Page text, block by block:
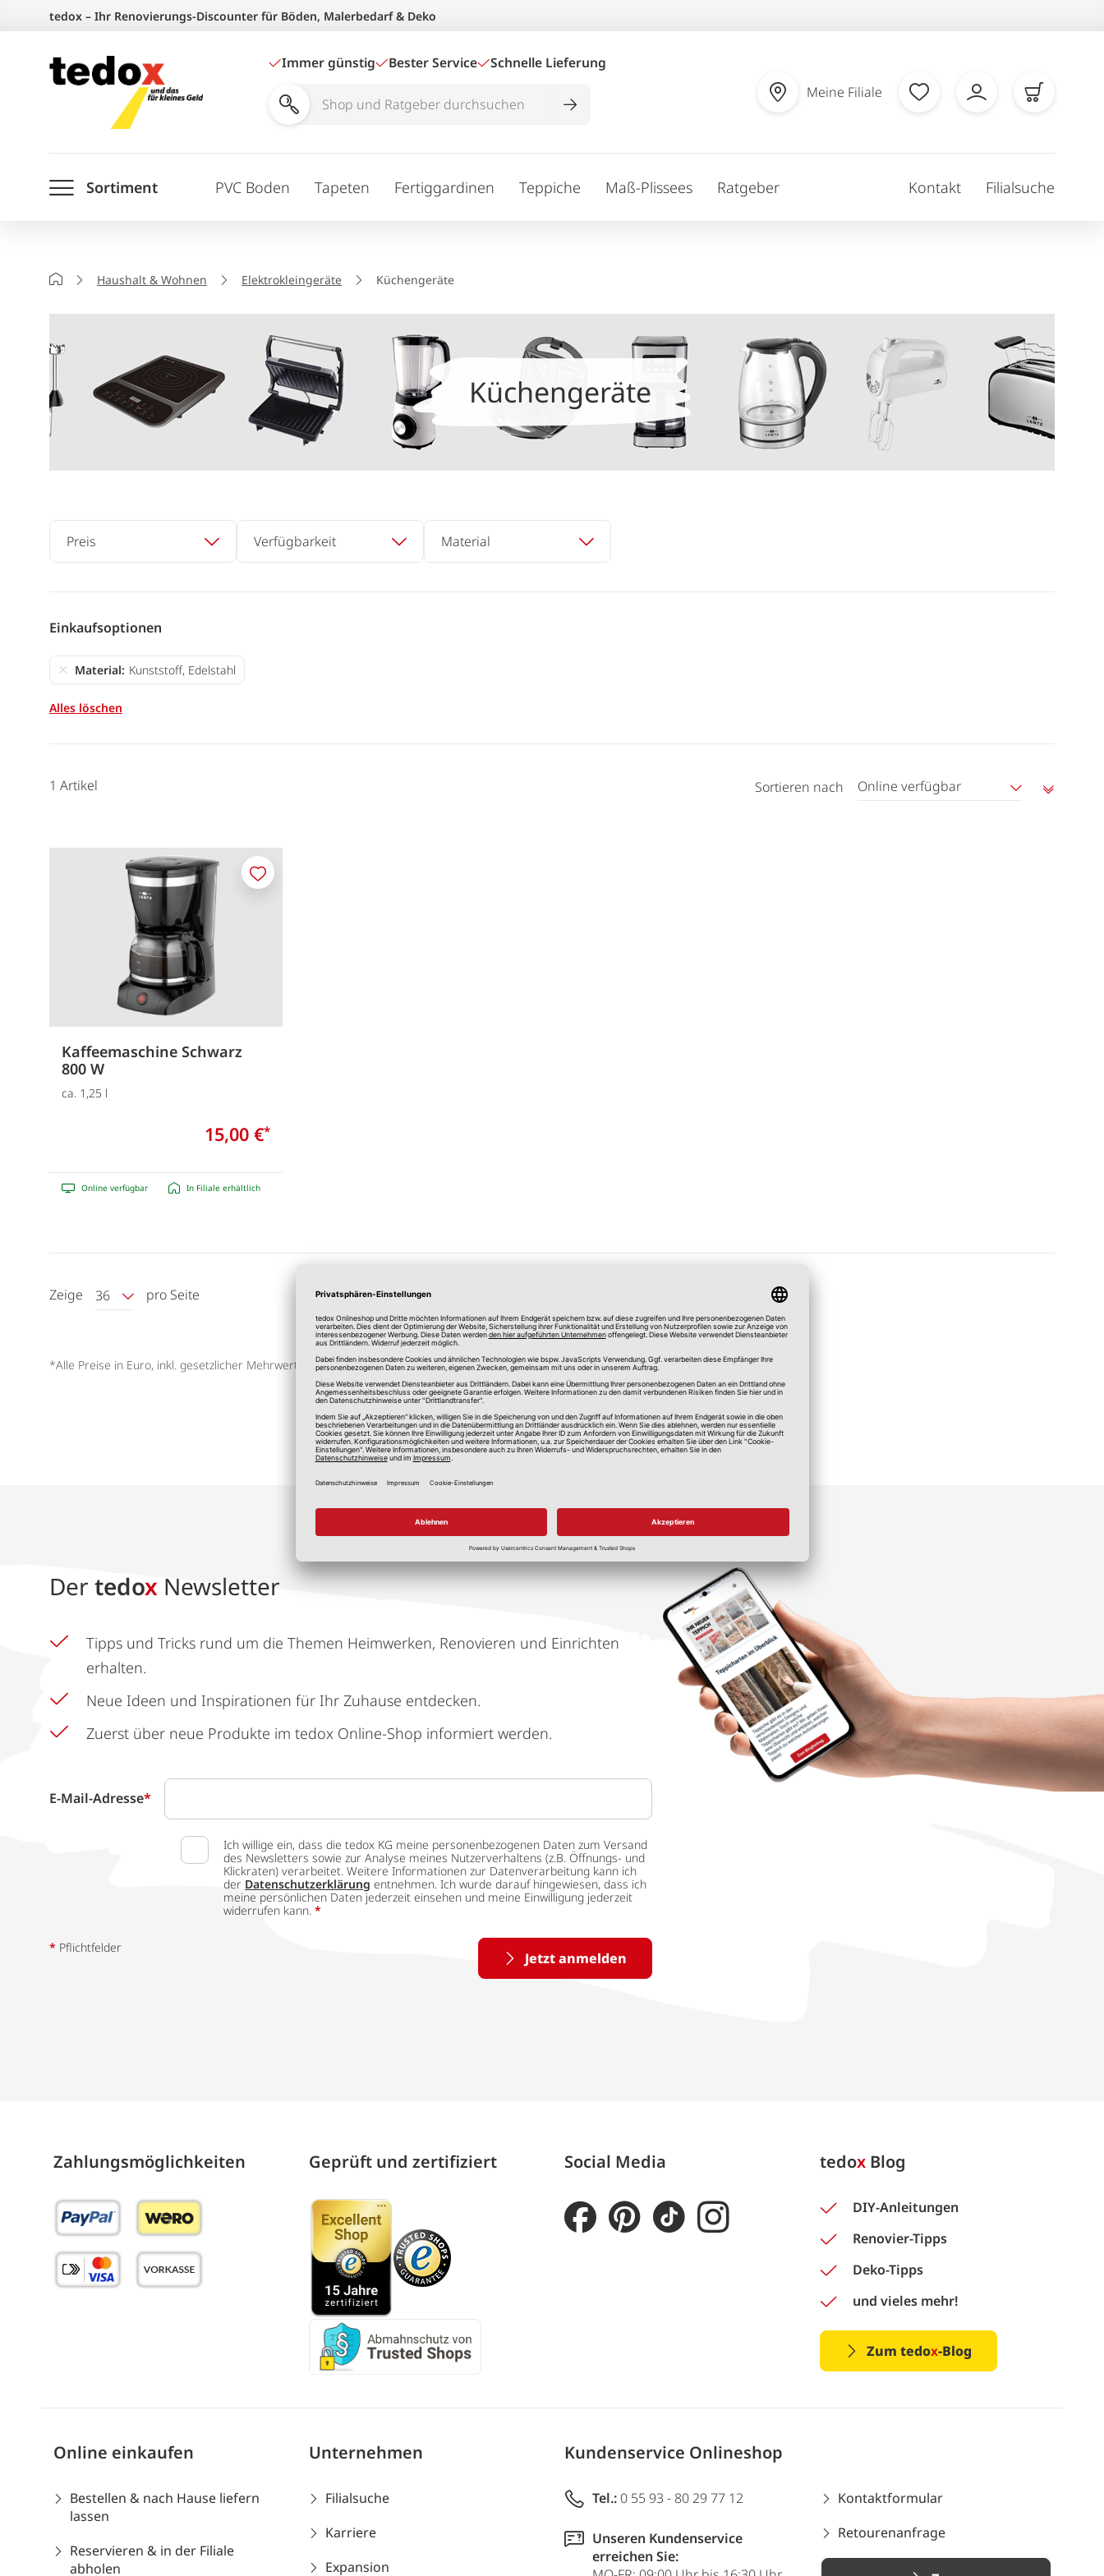
springen
tedox – Ihr Renovierungs-Discounter für Böden, Malerbedarf & Deko
Immer günstig Bester Service Schnelle Lieferung
Shop
durchsuchen
Meine Filiale
Sortiment PVC Boden Tapeten Fertiggardinen Teppiche Maß-Plissees Ratgeber Kontakt Filialsuche
StartseiteHaushalt & Wohnen Elektrokleingeräte Küchengeräte
Küchengeräte
Preis Verfügbarkeit Material
Einkaufsoptionen
Material Kunststoff, Edelstahl
Alles löschen
1 Artikel Sortieren nach Online verfügbar
Kaffeemaschine Schwarz
800 W
ca. 1,25 l
15,00 €*
Online verfügbar In Filiale erhältlich
Merken
Zeige 36 pro Seite
*Alle Preise in Euro, inkl. gesetzlicher Mehrwertsteuer, zzgl.Versandkosten
Der tedox Newsletter
Tipps und Tricks rund um die Themen Heimwerken, Renovieren und Einrichten
erhalten.
Neue Ideen und Inspirationen für Ihr Zuhause entdecken.
Zuerst über neue Produkte im tedox Online-Shop informiert werden.
E-Mail-Adresse*
Ich willige ein, dass die tedox KG meine personenbezogenen Daten zum Versand
des Newsletters sowie zur Analyse meines Nutzerverhaltens (z.B. Öffnungs- und
Klickraten) verarbeitet. Weitere Informationen zur Datenverarbeitung kann ich
der Datenschutzerklärung entnehmen. Ich wurde darauf hingewiesen, dass ich
meine persönlichen Daten jederzeit einsehen und meine Einwilligung jederzeit
widerrufen kann. *
Jetzt anmelden
* Pflichtfelder
Zahlungs­möglich­keiten Geprüft und zertifiziert Social Media tedox Blog
DIY-Anleitungen
Renovier-Tipps
Deko-Tipps
und vieles mehr!
Zum tedox-Blog
Online einkaufen
Bestellen & nach Hause liefern
lassen
Reservieren & in der Filiale
abholen
Unternehmen
Filialsuche
Karriere
Expansion
Kundenservice Onlineshop
Tel.: 0 55 93 - 80 29 77 12
Unseren Kundenservice
erreichen Sie:
Kontaktformular
Retourenanfrage